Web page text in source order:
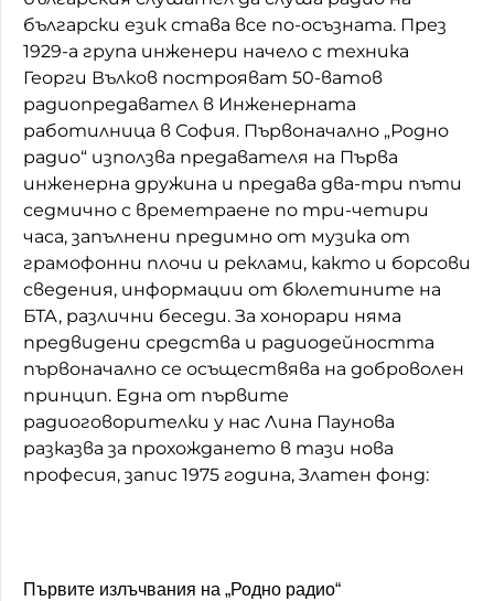
български език става все по-осъзната. През
1929-а група инженери начело с техника
Георги Вълков построяват 50-ватов
радиопредавател в Инженерната
работилница в София. Първоначално „Родно
радио“ използва предавателя на Първа
инженерна дружина и предава два-три пъти
седмично с времетраене по три-четири
часа, запълнени предимно от музика от
грамофонни плочи и реклами, както и борсови
сведения, информации от бюлетините на
БТА, различни беседи. За хонорари няма
предвидени средства и радиодейността
първоначално се осъществява на доброволен
принцип. Една от първите
радиоговорителки у нас Лина Паунова
разказва за прохождането в тази нова
професия, запис 1975 година, Златен фонд:
Първите излъчвания на „Родно радио“